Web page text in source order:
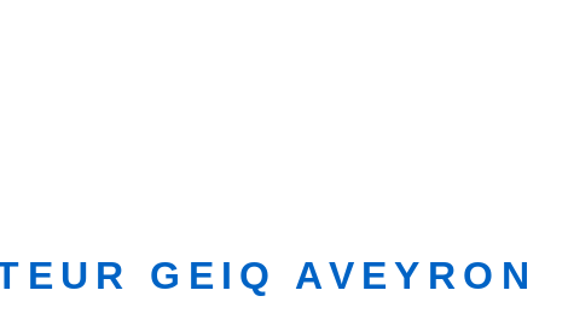
GEIQ AVEYRON